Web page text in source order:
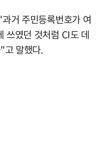
거 주민등록번호가 여
쓰였던 것처럼 CI도 데
고 말했다.